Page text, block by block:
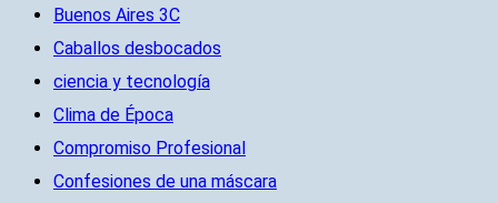
Buenos Aires 3C
Caballos desbocados
ciencia y tecnología
Clima de Época
Compromiso Profesional
Confesiones de una máscara